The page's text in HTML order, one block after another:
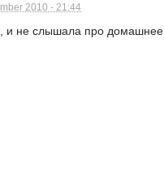
2010 - 21:44
и не слышала про домашнее